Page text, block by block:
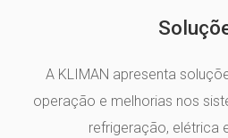
A KLIMAN apresenta
operação e melhorias nos
refrigeração, elétrica